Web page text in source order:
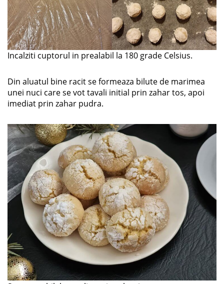
Incalziti cuptorul in prealabil la 180 grade Celsius.
Din aluatul bine racit se formeaza bilute de marimea
unei nuci care se vot tavali initial prin zahar tos, apoi
imediat prin zahar pudra.